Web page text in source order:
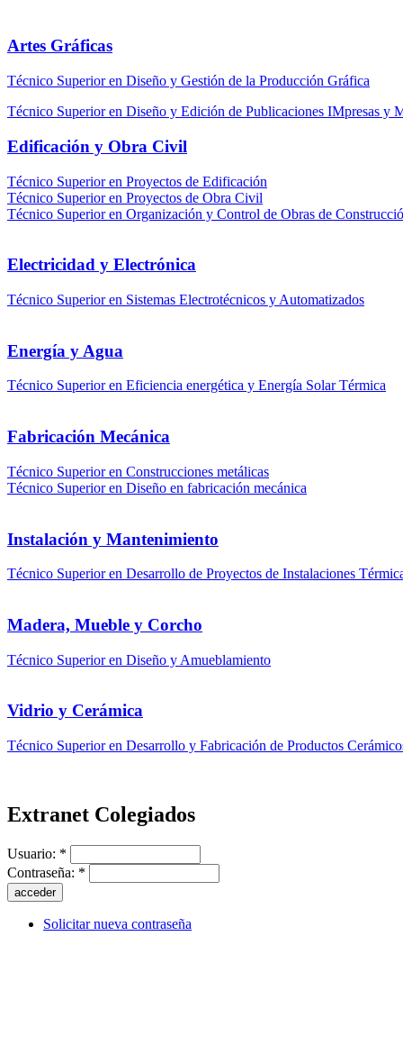
Artes Gráficas
Técnico Superior en Diseño y Gestión de la Producción Gráfica
Técnico Superior en Diseño y Edición de Publicaciones IMpresas y
Edificación y Obra Civil
Técnico Superior en Proyectos de Edificación
Técnico Superior en Proyectos de Obra Civil
Técnico Superior en Organización y Control de Obras de
Electricidad y Electrónica
Técnico Superior en Sistemas Electrotécnicos y Automatizados
Energía y Agua
Técnico Superior en Eficiencia energética y Energía Solar Térmica
Fabricación Mecánica
Técnico Superior en Construcciones metálicas
Técnico Superior en Diseño en fabricación mecánica
Instalación y Mantenimiento
Técnico Superior en Desarrollo de Proyectos de Instalaciones
Madera, Mueble y Corcho
Técnico Superior en Diseño y Amueblamiento
Vidrio y Cerámica
Técnico Superior en Desarrollo y Fabricación de Productos
Extranet Colegiados
Usuario: *
Contraseña: *
Solicitar nueva contraseña